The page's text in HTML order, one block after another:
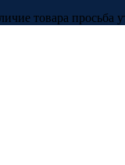
товара просьба